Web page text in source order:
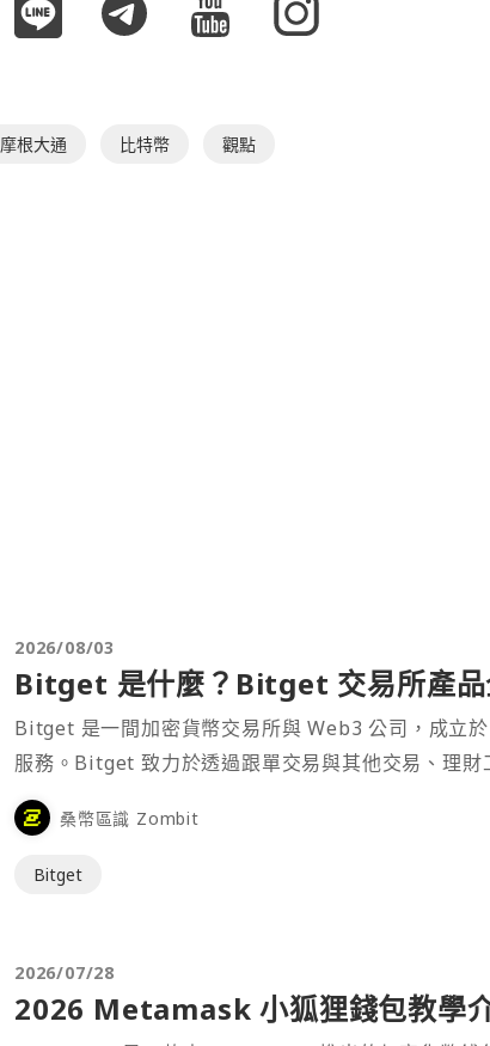
摩根大通 比特幣 觀點
2026/08/03
Bitget 是什麼？Bitget 交易所產品
Bitget 是一間加密貨幣交易所與 Web3 公司，成立
服務。Bitget 致力於透過跟單交易與其他交易、理財
桑幣區識 Zombit
Bitget
2026/07/28
2026 Metamask 小狐狸錢包教學